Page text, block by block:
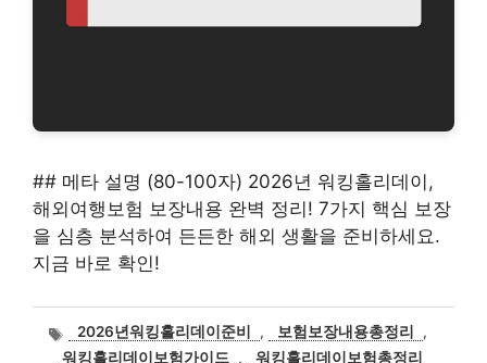
## 메타 설명 (80-100자) 2026년 워킹홀리데이,
해외여행보험 보장내용 완벽 정리! 7가지 핵심 보장
을 심층 분석하여 든든한 해외 생활을 준비하세요.
지금 바로 확인!
태
그
2026년워킹홀리데이준비 , 보험보장내용총정리
,
워킹홀리데이보험가이드 ,
워킹홀리데이보험총정리